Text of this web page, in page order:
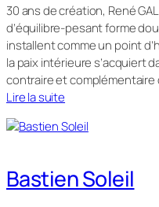
30 ans de création, René
d’équilibre-pesant forme
installent comme un point
la paix intérieure s’acquiert
contraire et
Lire la suite
Bastien Soleil